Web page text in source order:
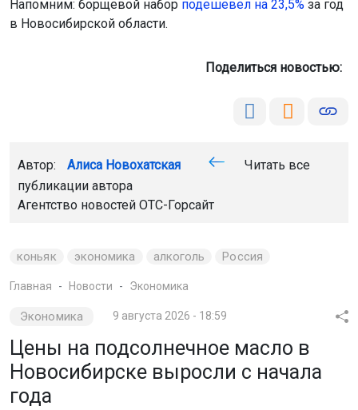
Напомним: борщевой набор подешевел на 23,5% за год
в Новосибирской области.
Поделиться новостью:
Автор: Алиса Новохатская
Читать все
публикации автора
Агентство новостей ОТС-Горсайт
коньяк экономика алкоголь Россия
Главная Новости Экономика
Экономика 9 августа 2026 - 18:59
Цены на подсолнечное масло в
Новосибирске выросли с начала
года